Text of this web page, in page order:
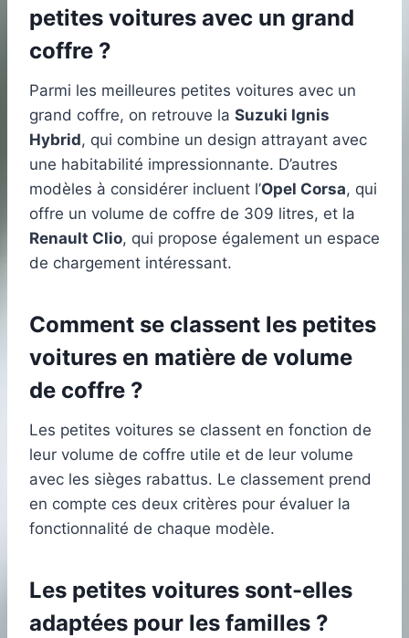
petites voitures avec un grand
coffre ?
Parmi les meilleures petites voitures avec un
grand coffre, on retrouve la Suzuki Ignis
Hybrid, qui combine un design attrayant avec
une habitabilité impressionnante. D’autres
modèles à considérer incluent l’Opel Corsa, qui
offre un volume de coffre de 309 litres, et la
Renault Clio, qui propose également un espace
de chargement intéressant.
Comment se classent les petites
voitures en matière de volume
de coffre ?
Les petites voitures se classent en fonction de
leur volume de coffre utile et de leur volume
avec les sièges rabattus. Le classement prend
en compte ces deux critères pour évaluer la
fonctionnalité de chaque modèle.
Les petites voitures sont-elles
adaptées pour les familles ?